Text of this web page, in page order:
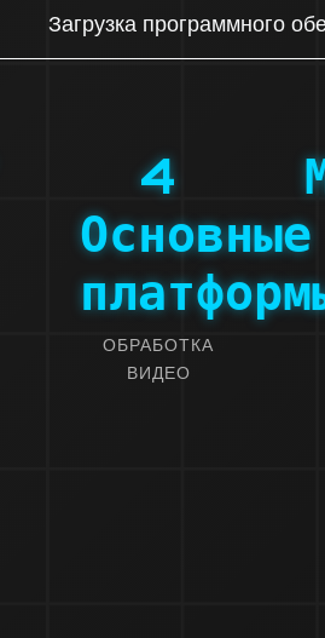
Загрузка программного
4
Основные
ОБРАБОТКА
ВИДЕО